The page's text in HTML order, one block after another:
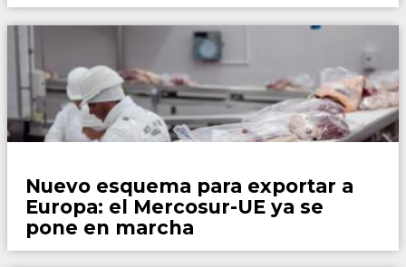
Nuevo esquema para exportar a
Europa: el Mercosur-UE ya se
pone en marcha